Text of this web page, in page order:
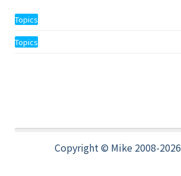
Topics
Topics
Copyright © Mike 2008-2026